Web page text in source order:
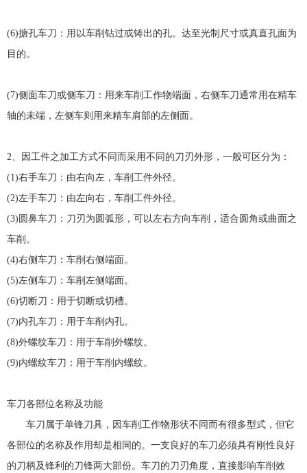
(6)搪孔车刀：用以车削钻过或铸出的孔。达至光制尺寸或真直孔面为
目的。
(7)侧面车刀或侧车刀：用来车削工作物端面，右侧车刀通常用在精车
轴的未端，左侧车则用来精车肩部的左侧面。
2、因工件之加工方式不同而采用不同的刀刃外形，一般可区分为：
(1)右手车刀：由右向左，车削工件外径。
(2)左手车刀：由左向右，车削工件外径。
(3)圆鼻车刀：刀刃为圆弧形，可以左右方向车削，适合圆角或曲面之
车削。
(4)右侧车刀：车削右侧端面。
(5)左侧车刀：车削左侧端面。
(6)切断刀：用于切断或切槽。
(7)内孔车刀：用于车削内孔。
(8)外螺纹车刀：用于车削外螺纹。
(9)内螺纹车刀：用于车削内螺纹。
车刀各部位名称及功能
车刀属于单锋刀具，因车削工作物形状不同而有很多型式，但它
各部位的名称及作用却是相同的。一支良好的车刀必须具有刚性良好
的刀柄及锋利的刀锋两大部份。车刀的刀刃角度，直接影响车削效